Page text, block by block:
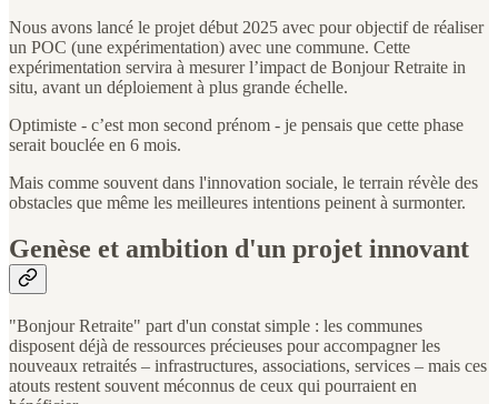
Nous avons lancé le projet début 2025 avec pour objectif de réaliser
un POC (une expérimentation) avec une commune. Cette
expérimentation servira à mesurer l’impact de Bonjour Retraite in
situ, avant un déploiement à plus grande échelle.
Optimiste - c’est mon second prénom - je pensais que cette phase
serait bouclée en 6 mois.
Mais comme souvent dans l'innovation sociale, le terrain révèle des
obstacles que même les meilleures intentions peinent à surmonter.
Genèse et ambition d'un projet innovant
"Bonjour Retraite" part d'un constat simple : les communes
disposent déjà de ressources précieuses pour accompagner les
nouveaux retraités – infrastructures, associations, services – mais ces
atouts restent souvent méconnus de ceux qui pourraient en